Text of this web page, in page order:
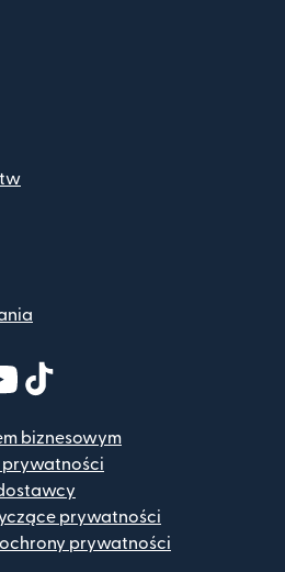
oknie)
nowym oknie)
się w nowym oknie)
się w nowym oknie)
(otwiera się w nowym oknie)
biznesowym
prywatności
prywatności
prywatności